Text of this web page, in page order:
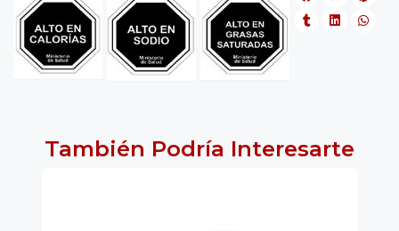
También Podría Interesarte